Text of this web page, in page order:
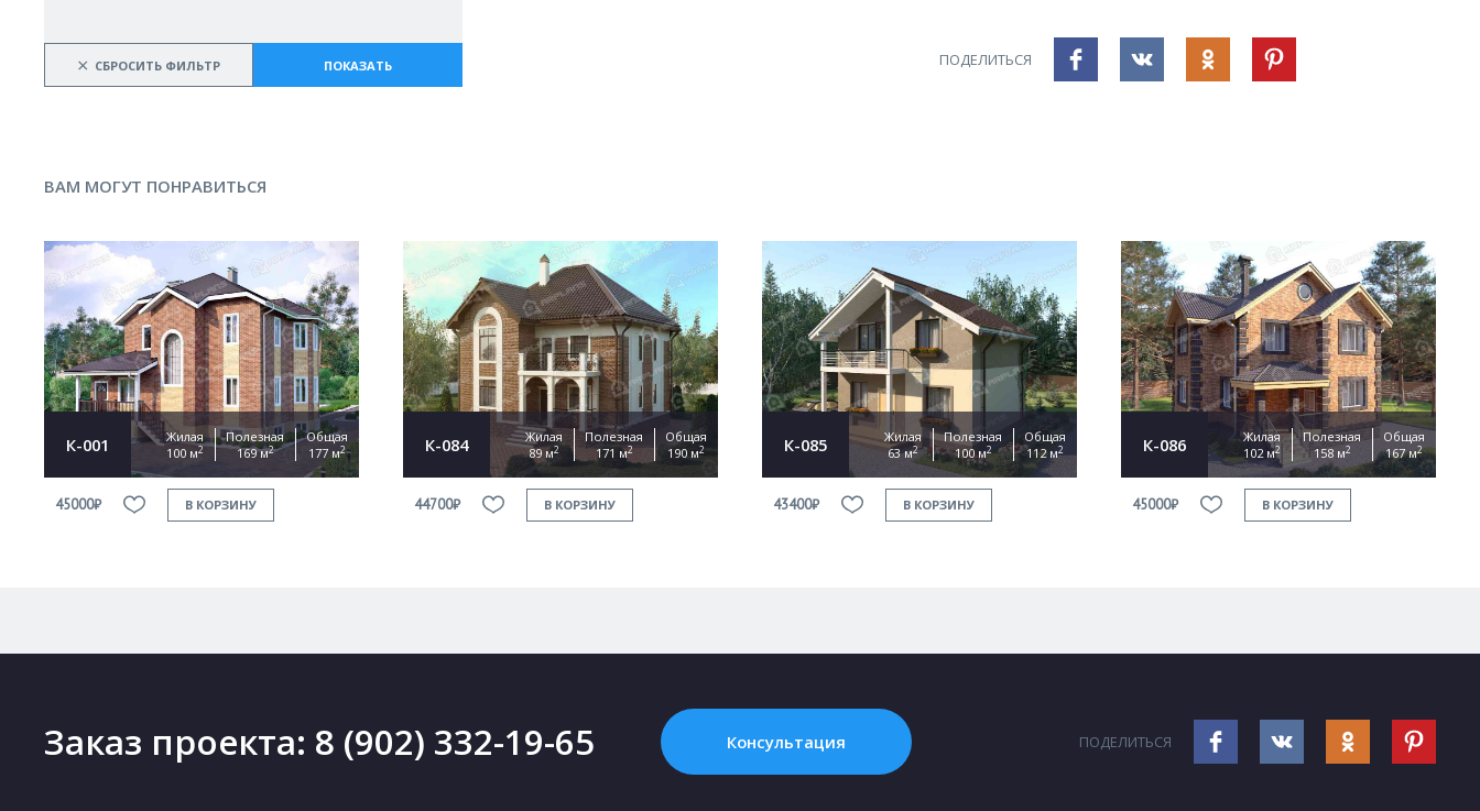
× СБРОСИТЬ ФИЛЬТР ПОКАЗАТЬ ПОДЕЛИТЬСЯ
ВАМ МОГУТ ПОНРАВИТЬСЯ
К-001
Жилая
100 м2
Полезная
169 м2
Общая
177 м2
45000₽ В КОРЗИНУ
К-084
Жилая
89 м2
Полезная
171 м2
Общая
190 м2
44700₽ В КОРЗИНУ
К-085
Жилая
63 м2
Полезная
100 м2
Общая
112 м2
43400₽ В КОРЗИНУ
К-086
Жилая
102 м2
Полезная
158 м2
Общая
167 м2
45000₽ В КОРЗИНУ
Заказ проекта: 8 (902) 332-19-65 Консультация ПОДЕЛИТЬСЯ